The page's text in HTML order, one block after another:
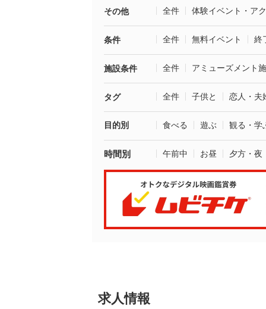
その他 全件 体験イベント・ア
条件 全件 無料イベント 終
施設条件 全件 アミューズメント
タグ 全件 子供と 恋人・夫
目的別 食べる 遊ぶ 観る・学
時間別 午前中 お昼 夕方・夜
求人情報